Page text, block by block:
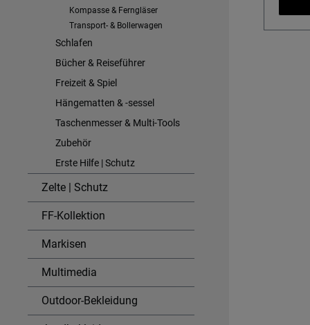
Kompasse & Ferngläser
Transport- & Bollerwagen
Schlafen
Bücher & Reiseführer
Freizeit & Spiel
Hängematten & -sessel
Taschenmesser & Multi-Tools
Zubehör
Erste Hilfe | Schutz
Zelte | Schutz
FF-Kollektion
Markisen
Multimedia
Outdoor-Bekleidung
Ihr